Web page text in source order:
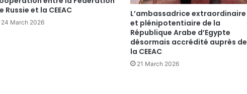
Russie et la CEEAC
24 March 2026
L’ambassadrice extraordinaire
et plénipotentiaire de la
République Arabe d’Egypte
désormais accrédité auprès de
la CEEAC
21 March 2026